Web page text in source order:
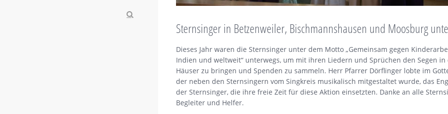
Sternsinger in Betzenweiler, Bischmannshausen und Moosburg
Dieses Jahr waren die Sternsinger unter dem Motto „Gemeinsam gegen
Indien und weltweit“ unterwegs, um mit ihren Liedern und Sprüchen den Segen in
Häuser zu bringen und Spenden zu sammeln. Herr Pfarrer Dörflinger lobte im
der neben den Sternsingern vom Singkreis musikalisch mitgestaltet wurde, das
der Sternsinger, die ihre freie Zeit für diese Aktion einsetzten. Danke an alle
Begleiter und Helfer.